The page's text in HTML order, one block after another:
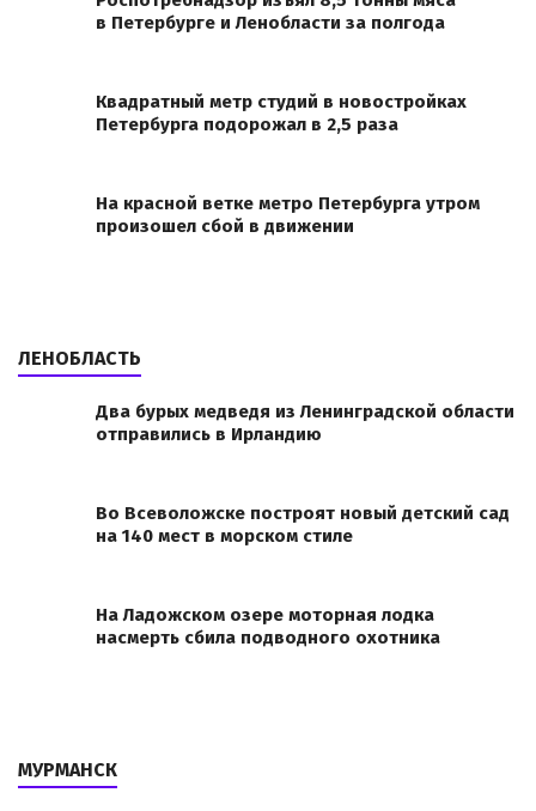
в Петербурге и Ленобласти за полгода
Квадратный метр студий в новостройках
Петербурга подорожал в 2,5 раза
На красной ветке метро Петербурга утром
произошел сбой в движении
ЛЕНОБЛАСТЬ
Два бурых медведя из Ленинградской области
отправились в Ирландию
Во Всеволожске построят новый детский сад
на 140 мест в морском стиле
На Ладожском озере моторная лодка
насмерть сбила подводного охотника
МУРМАНСК